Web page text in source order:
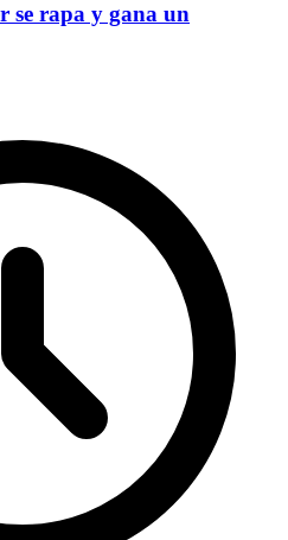
se rapa y gana un